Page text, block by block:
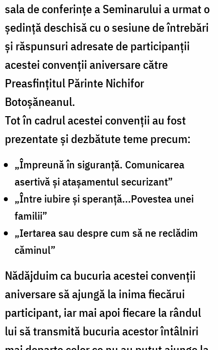
sala de conferințe a Seminarului a urmat o
ședință deschisă cu o sesiune de întrebări
și răspunsuri adresate de participanții
acestei convenții aniversare către
Preasfințitul Părinte Nichifor
Botoșăneanul.
Tot în cadrul acestei convenții au fost
prezentate și dezbătute teme precum:
„Împreună în siguranță. Comunicarea
asertivă și atașamentul securizant”
„Între iubire și speranță...Povestea unei
familii”
„Iertarea sau despre cum să ne reclădim
căminul”
Nădăjduim ca bucuria acestei convenții
aniversare să ajungă la inima fiecărui
participant, iar mai apoi fiecare la rândul
lui să transmită bucuria acestor întâlniri